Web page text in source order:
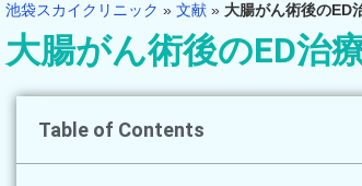
池袋スカイクリニック » 文献 » 大腸がん術後のED
大腸がん術後のED治
Table of Contents